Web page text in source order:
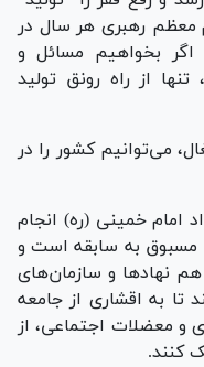
معظم رهبری هر سال در
اگر بخواهیم مسائل و
از راه رونق تولید
می‌توانیم کشور را در
امام خمینی (ره) انجام
مسبوق به سابقه است و
نهاد‌ها و سازمان‌های
تا به اقشاری از جامعه
و معضلات اجتماعی، از
کنند.